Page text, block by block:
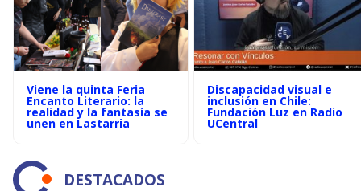
Viene la quinta Feria
Encanto Literario: la
realidad y la fantasía se
unen en Lastarria
Discapacidad visual e
inclusión en Chile:
Fundación Luz en Radio
UCentral
DESTACADOS